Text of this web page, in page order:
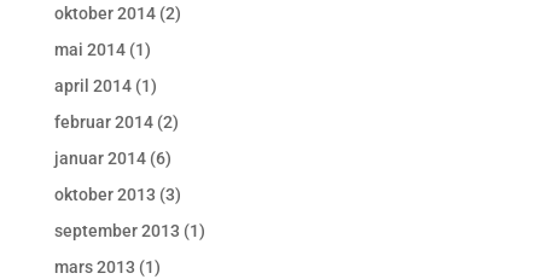
oktober 2014(2)
mai 2014(1)
april 2014(1)
februar 2014(2)
januar 2014(6)
oktober 2013 (3)
september 2013 (1)
mars 2013 (1)